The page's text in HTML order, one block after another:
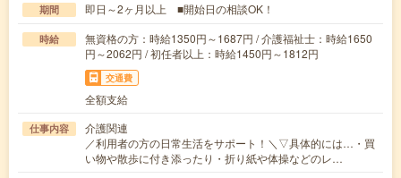
期間 即日～2ヶ月以上 ■開始日の相談OK！
時給
無資格の方：時給1350円～1687円 / 介護福祉士：時給1650
円～2062円 / 初任者以上：時給1450円～1812円
交通費
全額支給
仕事内容
介護関連
／利用者の方の日常生活をサポート！＼▽具体的には…・買
い物や散歩に付き添ったり・折り紙や体操などのレ…